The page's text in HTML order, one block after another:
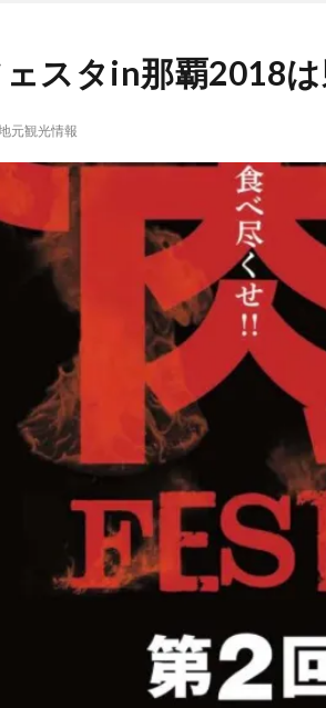
スタin那覇2018
元観光情報